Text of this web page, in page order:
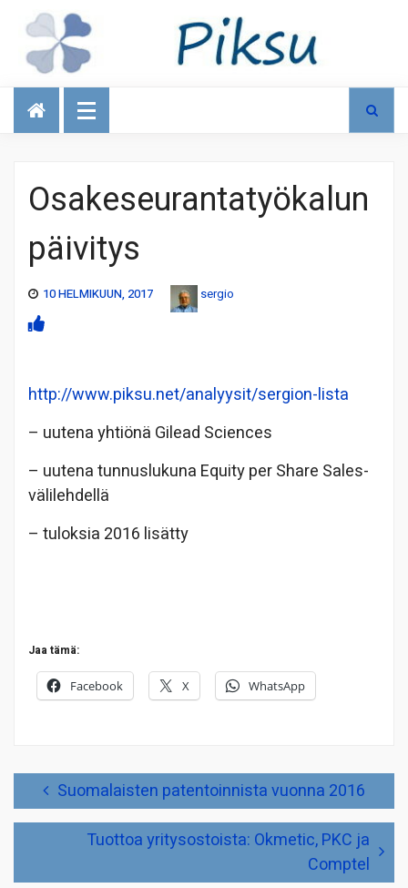
Talous
Osakeseurantatyökalun
päivitys
10 HELMIKUUN, 2017 sergio
http://www.piksu.net/analyysit/sergion-lista
– uutena yhtiönä Gilead Sciences
– uutena tunnuslukuna Equity per Share Sales-
välilehdellä
– tuloksia 2016 lisätty
Jaa tämä:
Facebook X WhatsApp
ArtikkelienSuomalaisten patentoinnista vuonna 2016
Tuottoa yritysostoista: Okmetic, PKC ja
Comptel